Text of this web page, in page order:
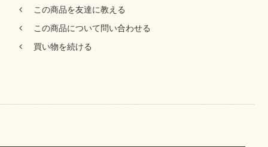
この商品を友達に教える
この商品について問い合わせる
買い物を続ける